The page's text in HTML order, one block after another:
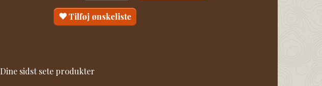
Tilføj ønskeliste
Dine sidst sete produkter